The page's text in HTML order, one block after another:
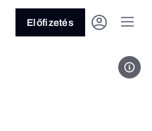
Előfizetés